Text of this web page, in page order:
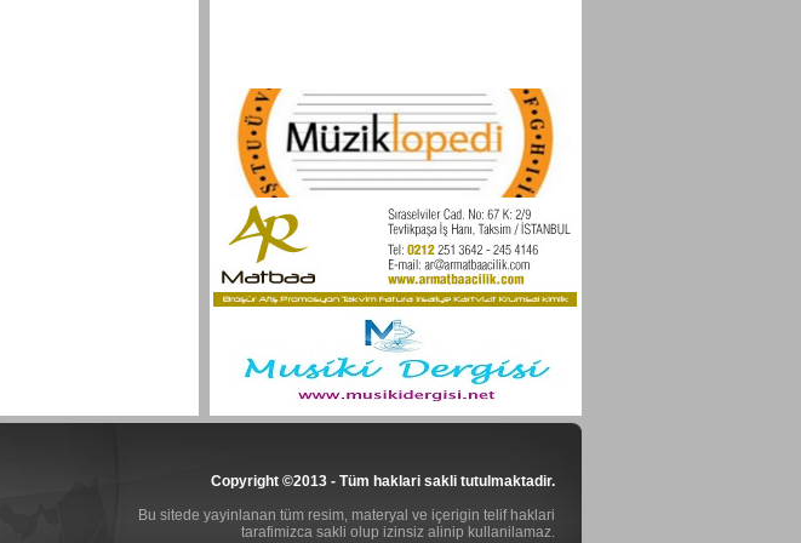
Copyright ©2013 - Tüm haklari sakli tutulmaktadir.
Bu sitede yayinlanan tüm resim, materyal ve içerigin telif haklari
tarafimizca sakli olup izinsiz alinip kullanilamaz.